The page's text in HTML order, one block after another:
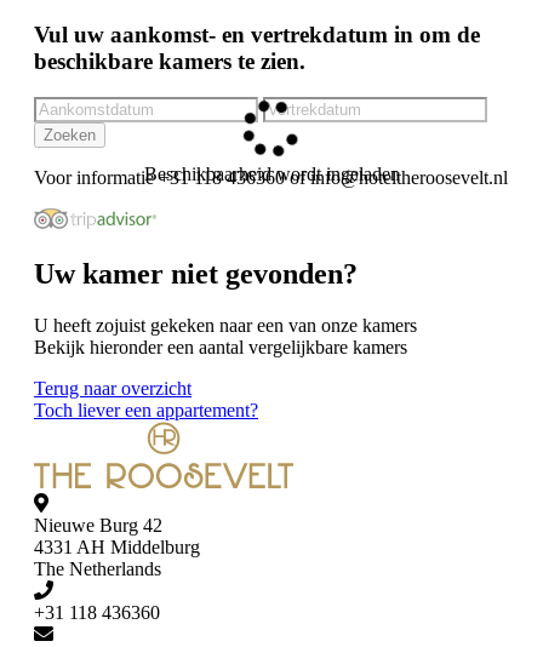
Vul uw aankomst- en vertrekdatum in om de
beschikbare kamers te zien.
Zoeken
Beschikbaarheid wordt ingeladen
Voor informatie +31 118 436360 of
Uw kamer niet gevonden?
U heeft zojuist gekeken naar een van onze kamers
Bekijk hieronder een aantal vergelijkbare kamers
Terug naar overzicht
Toch liever een appartement?
Nieuwe Burg 42
4331 AH Middelburg
The Netherlands
+31 118 436360